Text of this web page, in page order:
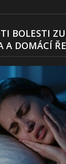
BOLESTI
A DOMÁCÍ